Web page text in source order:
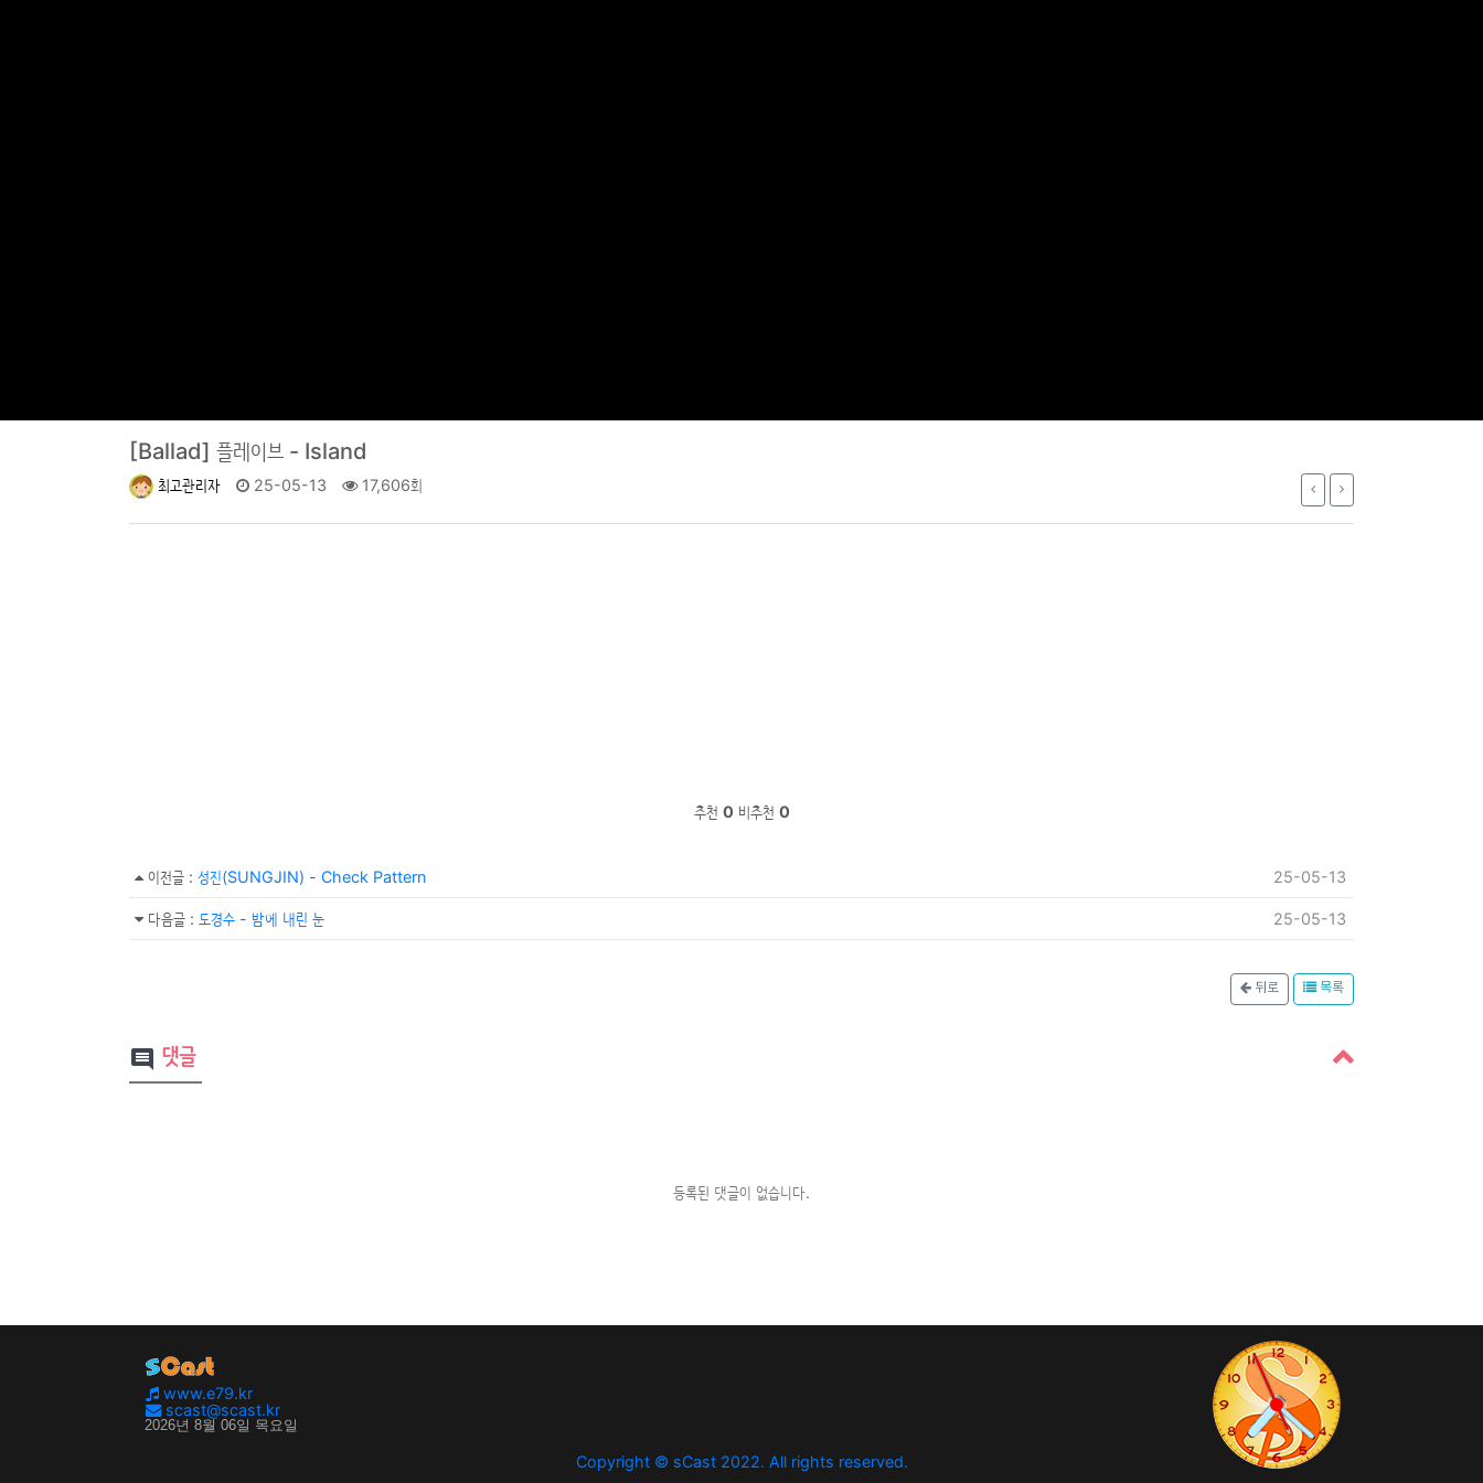
[Ballad] 플레이브 - Island
최고관리자 25-05-13 17,606회
추천 0 비추천 0
이전글 : 성진(SUNGJIN) - Check Pattern 25-05-13
다음글 : 도경수 - 밤에 내린 눈 25-05-13
뒤로 목록
comment 댓글
등록된 댓글이 없습니다.
www.e79.kr
scast@scast.kr
Copyright © sCast 2022. All rights reserved.